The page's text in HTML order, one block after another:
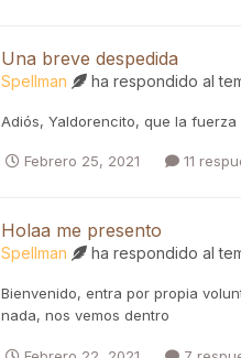
Una breve despedida
Spellman ha respondido al
Adiós, Yaldorencito, que la
Febrero 25, 2021 11
Holaa me presento
Spellman ha respondido al
Bienvenido, entra por propia
nada, nos vemos dentro